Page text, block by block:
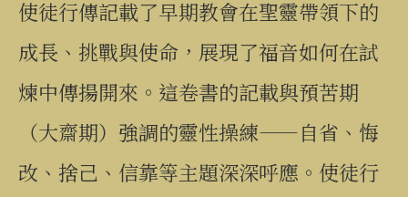
使徒行傳記載了早期教會在聖靈帶領下的
成長、挑戰與使命，展現了福音如何在試
煉中傳揚開來。這卷書的記載與預苦期
（大齋期）強調的靈性操練——自省、悔
改、捨己、信靠等主題深深呼應。使徒行